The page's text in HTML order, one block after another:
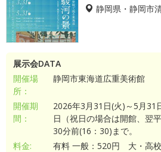
静岡県・静岡市
展示会DATA
開催場
所：
静岡市東海道広重美術館
開催期
間：
2026年3月31日(火)～5月31
日（祝日の場合は開館、翌
30分前(16：30)まで。
料金:
有料 一般：520円 大・高